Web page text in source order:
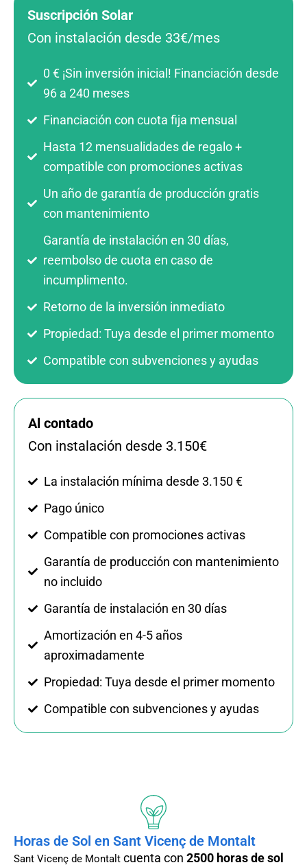
Suscripción Solar
Con instalación desde 33€/mes
0 € ¡Sin inversión inicial! Financiación desde
96 a 240 meses
Financiación con cuota fija mensual
Hasta 12 mensualidades de regalo +
compatible con promociones activas
Un año de garantía de producción gratis
con mantenimiento
Garantía de instalación en 30 días,
reembolso de cuota en caso de
incumplimento.
Retorno de la inversión inmediato
Propiedad: Tuya desde el primer momento
Compatible con subvenciones y ayudas
Al contado
Con instalación desde 3.150€
La instalación mínima desde 3.150 €
Pago único
Compatible con promociones activas
Garantía de producción con mantenimiento
no incluido
Garantía de instalación en 30 días
Amortización en 4-5 años
aproximadamente
Propiedad: Tuya desde el primer momento
Compatible con subvenciones y ayudas
Horas de Sol en Sant Vicenç de Montalt
Sant Vicenç de Montalt cuenta con 2500 horas de sol